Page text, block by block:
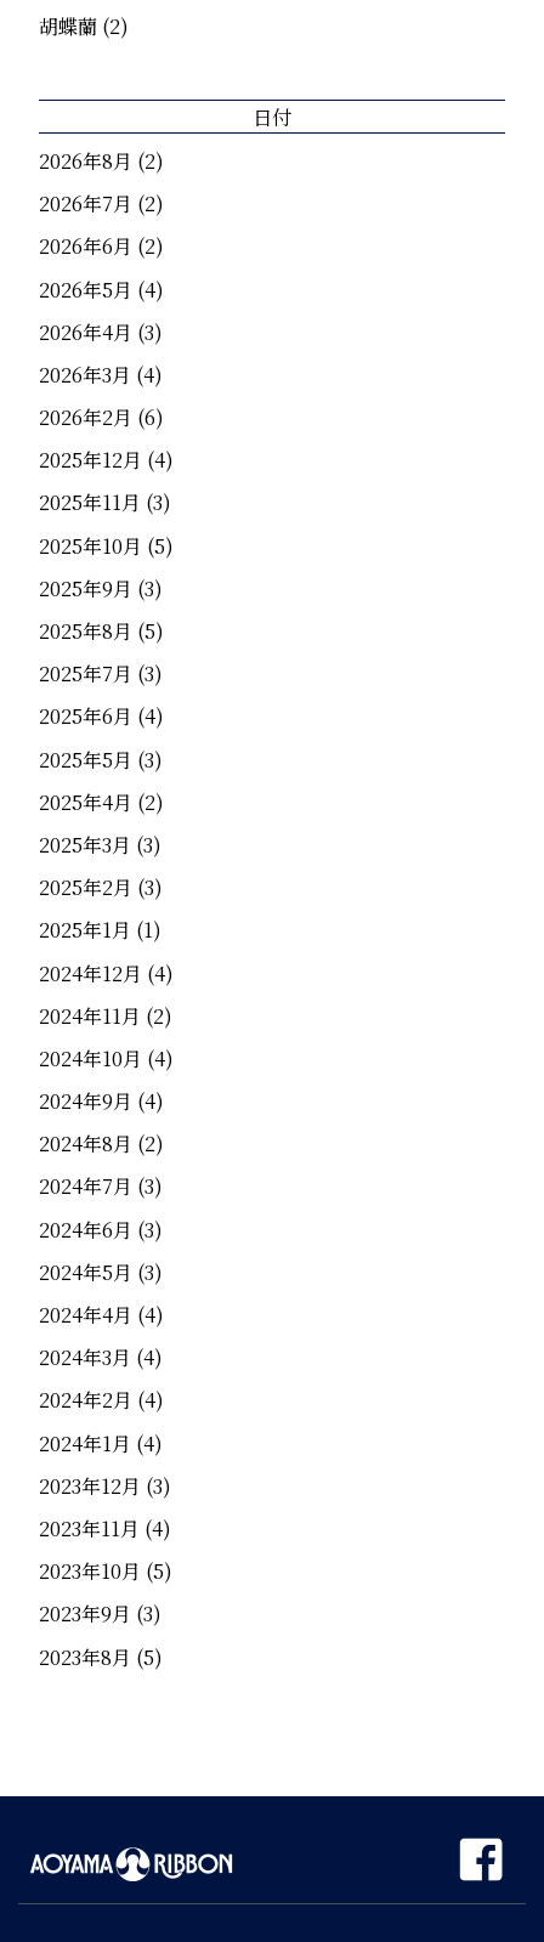
胡蝶蘭 (2)
日付
2026年8月 (2)
2026年7月 (2)
2026年6月 (2)
2026年5月 (4)
2026年4月 (3)
2026年3月 (4)
2026年2月 (6)
2025年12月 (4)
2025年11月 (3)
2025年10月 (5)
2025年9月 (3)
2025年8月 (5)
2025年7月 (3)
2025年6月 (4)
2025年5月 (3)
2025年4月 (2)
2025年3月 (3)
2025年2月 (3)
2025年1月 (1)
2024年12月 (4)
2024年11月 (2)
2024年10月 (4)
2024年9月 (4)
2024年8月 (2)
2024年7月 (3)
2024年6月 (3)
2024年5月 (3)
2024年4月 (4)
2024年3月 (4)
2024年2月 (4)
2024年1月 (4)
2023年12月 (3)
2023年11月 (4)
2023年10月 (5)
2023年9月 (3)
2023年8月 (5)